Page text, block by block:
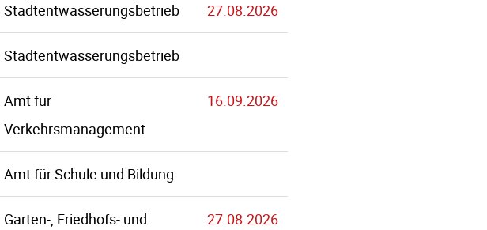
Stadtentwässerungsbetrieb 27.08.2026
Stadtentwässerungsbetrieb
Amt für
Verkehrsmanagement
16.09.2026
Amt für Schule und Bildung
Garten-, Friedhofs- und
27.08.2026